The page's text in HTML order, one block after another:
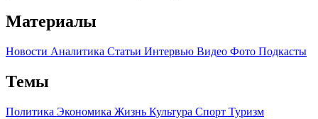
Материалы
Новости Аналитика Статьи Интервью Видео Фото Подкасты
Темы
Политика Экономика Жизнь Культура Спорт Туризм